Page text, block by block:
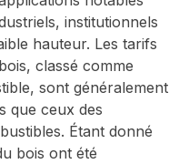
institutionnels
hauteur. Les tarifs
classé comme
sont généralement
que ceux des
Étant donné
bois ont été